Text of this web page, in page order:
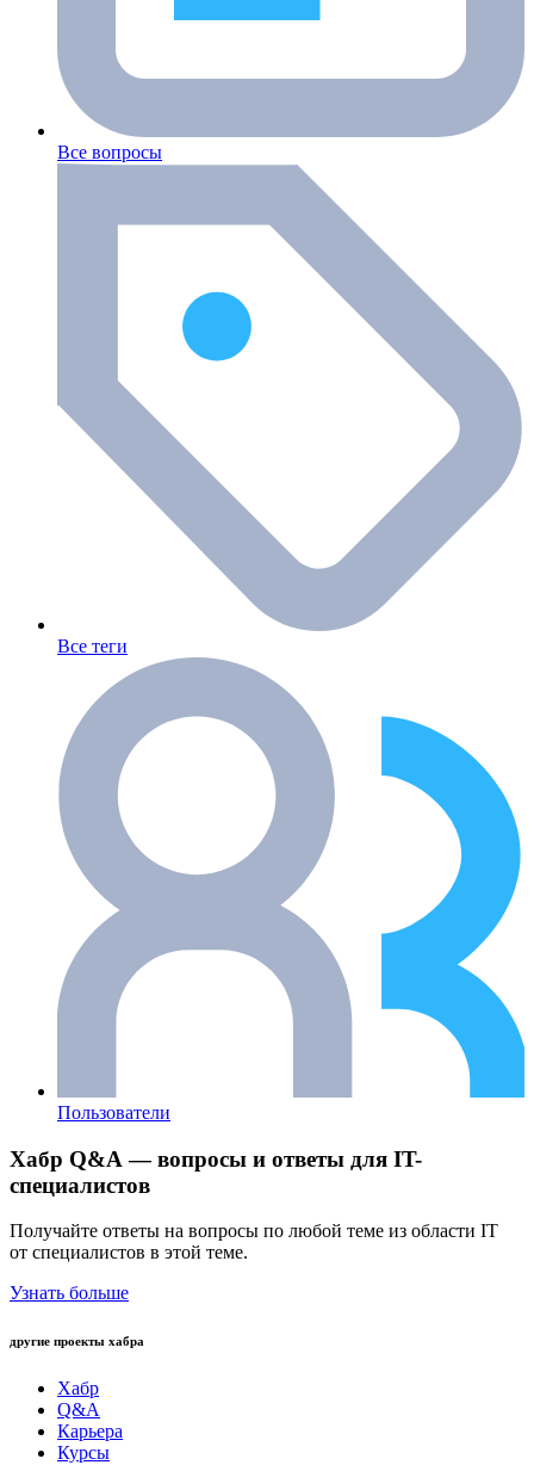
Все вопросы
Все теги
Пользователи
Хабр Q&A — вопросы и ответы для IT-
специалистов
Получайте ответы на вопросы по любой теме из области IT
от специалистов в этой теме.
Узнать больше
другие проекты хабра
Хабр
Q&A
Карьера
Курсы